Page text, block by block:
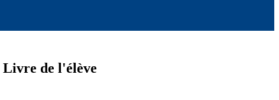
Livre de l'élève